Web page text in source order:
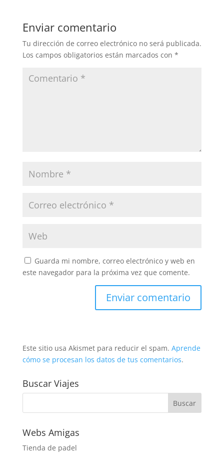
Enviar comentario
Tu dirección de correo electrónico no será publicada.
Los campos obligatorios están marcados con *
Guarda mi nombre, correo electrónico y web en
este navegador para la próxima vez que comente.
Este sitio usa Akismet para reducir el spam. Aprende
cómo se procesan los datos de tus comentarios.
Buscar Viajes
Webs Amigas
Tienda de padel